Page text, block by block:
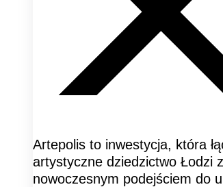
Artepolis to inwestycja, która
artystyczne dziedzictwo Łodzi z
nowoczesnym podejściem do